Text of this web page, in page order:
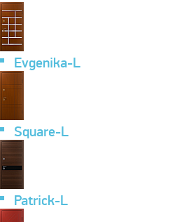
Evgenika-L
Square-L
Patrick-L